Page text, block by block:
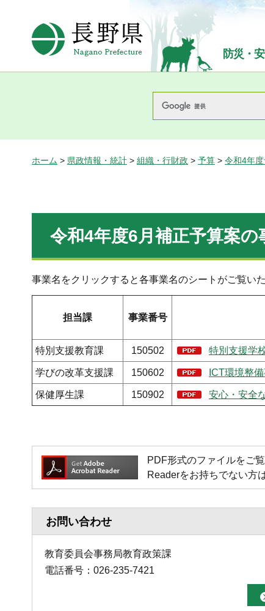
長野県Nagano Prefecture
防災・
ホーム > 県政情報・統計 > 組織・行財政 > 予算 > 令和4年
令和4年度6月補正予算案の
事業名をクリックすると各事業名のシートがご覧いた
担当課 事業番号
特別支援教育課 150502 特別支援学
学びの改革支援課 150602 ICT環境整
保健厚生課 150902 安心・安全
PDF形式のファイルをご
Readerをお持ちでない方
お問い合わせ
教育委員会事務局教育政策課
電話番号：026-235-7421